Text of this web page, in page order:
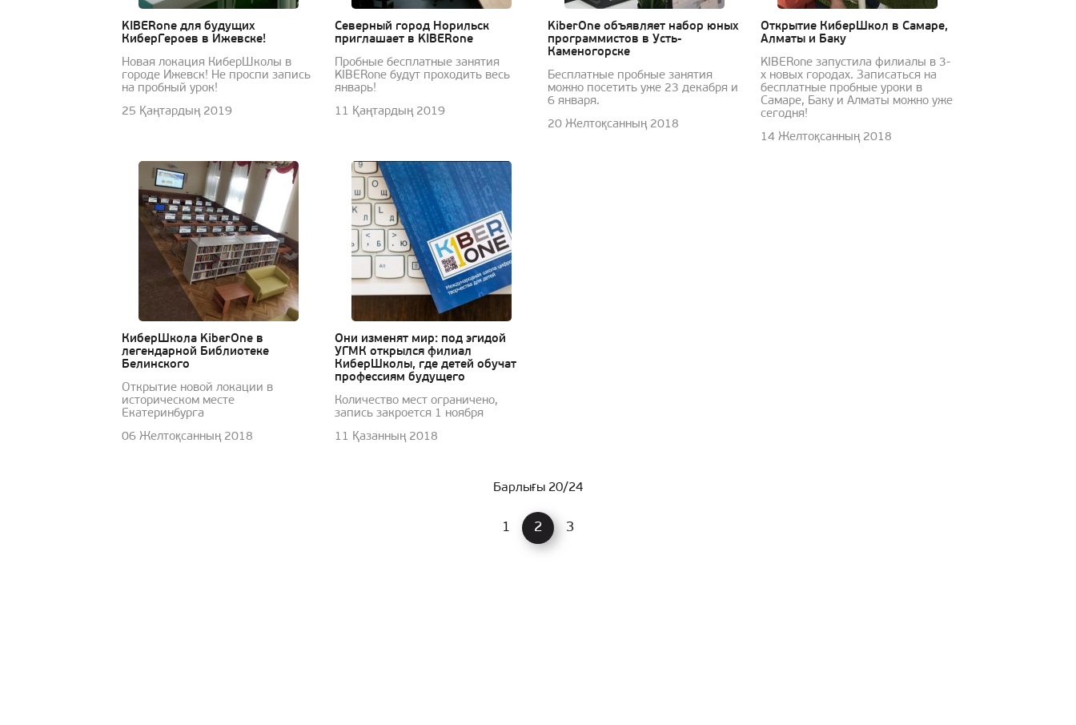
25 Қаңтардың 2019
KIBERone для будущих
КиберГероев в Ижевске!
Новая локация КиберШколы в
городе Ижевск! Не проспи запись
на пробный урок!
11 Қаңтардың 2019
Северный город Норильск
приглашает в KIBERone
Пробные бесплатные занятия
KIBERone будут проходить весь
январь!
20 Желтоқсанның 2018
KiberOne объявляет набор юных
программистов в Усть-
Каменогорске
Бесплатные пробные занятия
можно посетить уже 23 декабря и
6 января.
14 Желтоқсанның 2018
Открытие КиберШкол в Самаре,
Алматы и Баку
KIBERone запустила филиалы в 3-
х новых городах. Записаться на
бесплатные пробные уроки в
Самаре, Баку и Алматы можно уже
сегодня!
06 Желтоқсанның 2018
КиберШкола KiberOne в
легендарной Библиотеке
Белинского
Открытие новой локации в
историческом месте
Екатеринбурга
11 Қазанның 2018
Они изменят мир: под эгидой
УГМК открылся филиал
КиберШколы, где детей обучат
профессиям будущего
Количество мест ограничено,
запись закроется 1 ноября
Барлығы 20/24
1 2 3